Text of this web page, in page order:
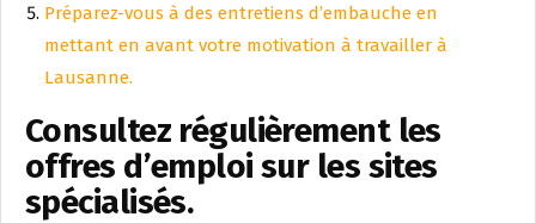
Préparez-vous à des entretiens d’embauche en
mettant en avant votre motivation à travailler à
Lausanne.
Consultez régulièrement les
offres d’emploi sur les sites
spécialisés.